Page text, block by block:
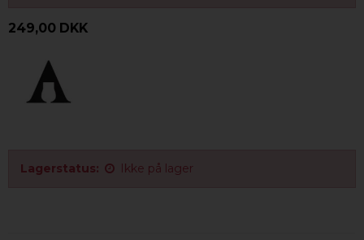
249,00 DKK
Lagerstatus: Ikke på lager